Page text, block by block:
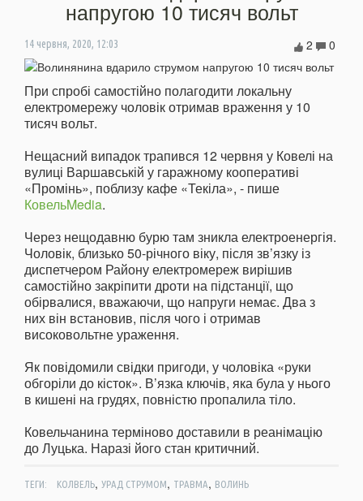
напругою 10 тисяч вольт
14 червня, 2020, 12:03 0
2
При спробі самостійно полагодити локальну
електромережу чоловік отримав враження у 10
тисяч вольт.
Нещасний випадок трапився 12 червня у Ковелі на
вулиці Варшавській у гаражному кооперативі
«Промінь», поблизу кафе «Текіла», - пише
КовельMedia.
Через нещодавню бурю там зникла електроенергія.
Чоловік, близько 50-річного віку, після зв’язку із
диспетчером Району електромереж вирішив
самостійно закріпити дроти на підстанції, що
обірвалися, вважаючи, що напруги немає. Два з
них він встановив, після чого і отримав
високовольтне ураження.
Як повідомили свідки пригоди, у чоловіка «руки
обгоріли до кісток». В’язка ключів, яка була у нього
в кишені на грудях, повністю пропалила тіло.
Ковельчанина терміново доставили в реанімацію
до Луцька. Наразі його стан критичний.
ТЕГИ: КОЛВЕЛЬ, УРАД СТРУМОМ, ТРАВМА, ВОЛИНЬ